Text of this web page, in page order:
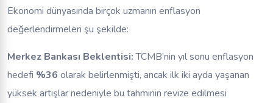
Ekonomi dünyasında birçok uzmanın enflasyon
değerlendirmeleri şu şekilde:
Merkez Bankası Beklentisi:TCMB’nin yıl sonu enflasyon
hedefi %36 olarak belirlenmişti, ancak ilk iki ayda yaşanan
yüksek artışlar nedeniyle bu tahminin revize edilmesi